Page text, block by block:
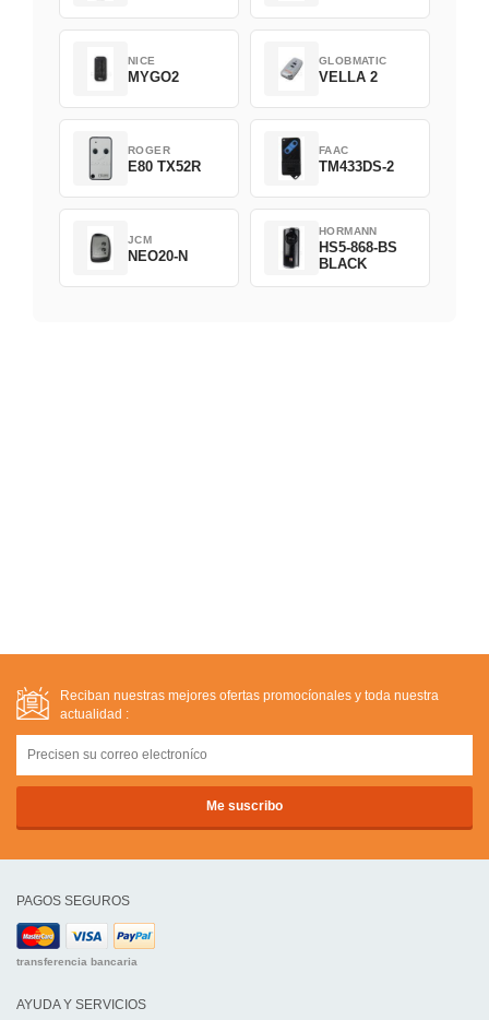
NICE
MYGO2
GLOBMATIC
VELLA 2
ROGER
E80 TX52R
FAAC
TM433DS-2
JCM
NEO20-N
HORMANN
HS5-868-BS
BLACK
Reciban nuestras mejores ofertas promocíonales y toda nuestra
actualidad :
PAGOS SEGUROS
transferencia bancaria
AYUDA Y SERVICIOS